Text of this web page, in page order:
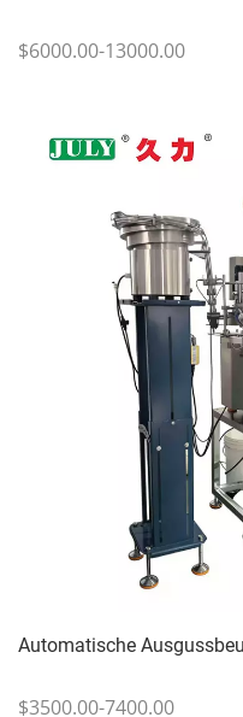
$6000.00-13000.00
Automatische
$3500.00-7400.00